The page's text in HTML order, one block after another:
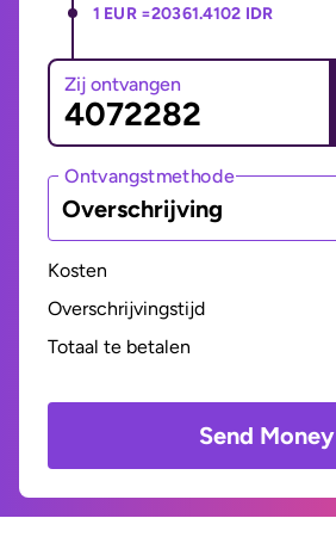
1 EUR =20361.4102 IDR
Zij ontvangen
Ontvangstmethode
Overschrijving
Kosten
Overschrijvingstijd
Totaal te betalen
Send Money